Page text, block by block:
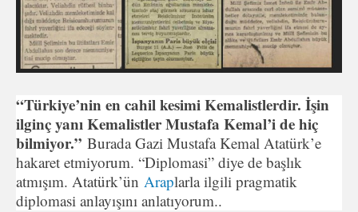
“Türkiye’nin en cahil kesimi Kemalistlerdir. İşin
ilginç yanı Kemalistler Mustafa Kemal’i de hiç
bilmiyor.” Burada Gazi Mustafa Kemal Atatürk’e
hakaret etmiyorum. “Diplomasi” diye de başlık
atmışım. Atatürk’ün Araplarla ilgili pragmatik
diplomasi anlayışını anlatıyorum..